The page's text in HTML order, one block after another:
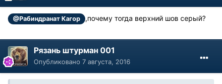
@Рабиндранат Кагор ,почему тогда верхний шов серый?
Рязань штурман 001
Опубликовано 7 августа, 2016